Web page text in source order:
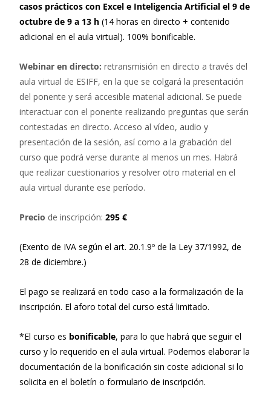
casos prácticos con Excel e Inteligencia Artificial el 9 de
octubre de 9 a 13 h (14 horas en directo + contenido
adicional en el aula virtual). 100% bonificable.
Webinar en directo: retransmisión en directo a través del
aula virtual de ESIFF, en la que se colgará la presentación
del ponente y será accesible material adicional. Se puede
interactuar con el ponente realizando preguntas que serán
contestadas en directo. Acceso al vídeo, audio y
presentación de la sesión, así como a la grabación del
curso que podrá verse durante al menos un mes. Habrá
que realizar cuestionarios y resolver otro material en el
aula virtual durante ese período.
Precio de inscripción: 295 €
(Exento de IVA según el art. 20.1.9º de la Ley 37/1992, de
28 de diciembre.)
El pago se realizará en todo caso a la formalización de la
inscripción. El aforo total del curso está limitado.
*El curso es bonificable, para lo que habrá que seguir el
curso y lo requerido en el aula virtual. Podemos elaborar la
documentación de la bonificación sin coste adicional si lo
solicita en el boletín o formulario de inscripción.